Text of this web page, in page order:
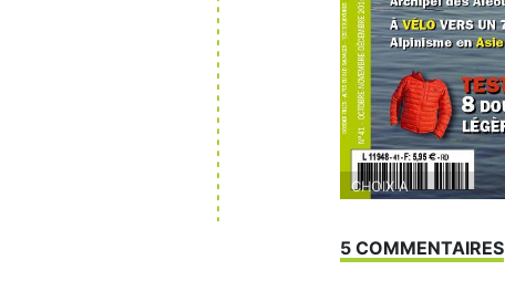
CHOIX A
5 COMMENTAIRES